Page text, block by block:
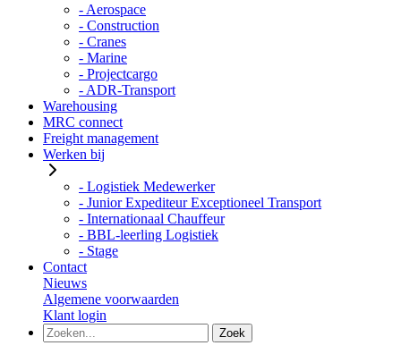
- Aerospace
- Construction
- Cranes
- Marine
- Projectcargo
- ADR-Transport
Warehousing
MRC connect
Freight management
Werken bij
- Logistiek Medewerker
- Junior Expediteur Exceptioneel Transport
- Internationaal Chauffeur
- BBL-leerling Logistiek
- Stage
Contact
Nieuws
Algemene voorwaarden
Klant login